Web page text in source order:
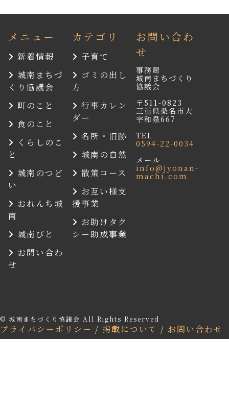
メニュー
新着情報
城南まちづ
くり協議会
町のこと
食のこと
くらしのこ
と
城南のつど
い
おれんち城
南
城南びと
お問い合わ
せ
カテゴリ
子育て
ゴミの出し
方
行事カレン
ダー
名所・旧跡
城南の自然
散策コース
お互い様支
援事業
お助けタク
シー助成事業
お問い合わ
せ
事務局
城南まちづくり
協議会
〒511-0823
三重県桑名市大
字和泉667
TEL
0594-22-0034
メール
info@jyonan-
machi.com
© 城南まちづくり協議会 All Rights Reserved
プライバシーポリシー / 掲載について / お問い合わせ